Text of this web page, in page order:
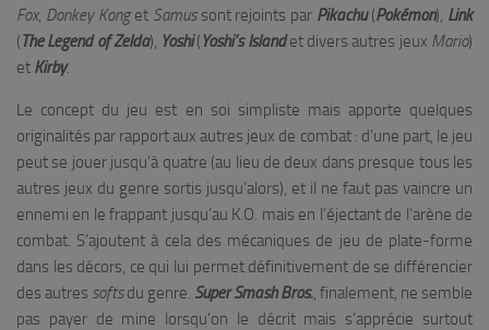
Fox, Donkey Konget Samussont rejoints par Pikachu(Pokémon), Link
(The Legend of Zelda), Yoshi( Yoshi’s Islandet divers autres jeux Mario)
et Kirby.
Le concept du jeu est en soi simpliste mais apporte quelques
originalités par rapport aux autres jeux de combat : d’une part, le jeu
peut se jouer jusqu’à quatre (au lieu de deux dans presque tous les
autres jeux du genre sortis jusqu’alors), et il ne faut pas vaincre un
ennemi en le frappant jusqu’au K.O. mais en l’éjectant de l’arène de
combat. S’ajoutent à cela des mécaniques de jeu de plate-forme
dans les décors, ce qui lui permet définitivement de se différencier
des autres softsdu genre. Super Smash Bros., finalement, ne semble
pas payer de mine lorsqu’on le décrit mais s’apprécie surtout